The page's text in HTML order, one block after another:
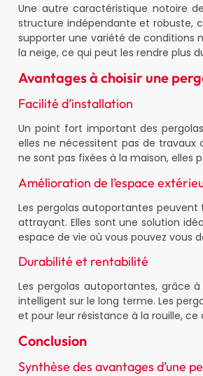
Une autre caractéristique notoire
structure indépendante et robuste,
supporter une variété de conditions
la neige, ce qui peut les rendre plus
Avantages à choisir une
Facilité d’installation
Un point fort important des
elles ne nécessitent pas de travaux
ne sont pas fixées à la maison,
Amélioration de l’espace
Les pergolas autoportantes
attrayant. Elles sont une solution
espace de vie où vous pouvez vous
Durabilité et rentabilité
Les pergolas autoportantes, grâce
intelligent sur le long terme. Les
et pour leur résistance à la rouille,
Conclusion
Synthèse des avantages d’une